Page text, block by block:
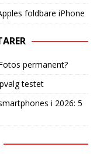
foldbare iPhone
permanent?
testet
i 2026: 5